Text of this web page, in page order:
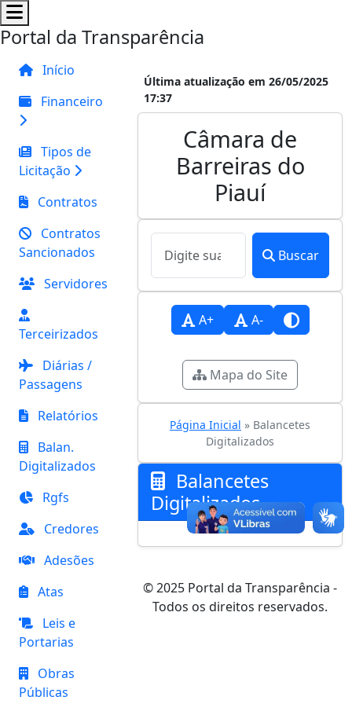
Portal da Transparência
Início
Financeiro
Tipos de
Licitação
Contratos
Contratos
Sancionados
Servidores
Terceirizados
Diárias /
Passagens
Relatórios
Balan.
Digitalizados
Rgfs
Credores
Adesões
Atas
Leis e
Portarias
Obras
Públicas
Última atualização em 26/05/2025
17:37
Câmara de
Barreiras do
Piauí
Buscar
A+ A-
Mapa do Site
Página Inicial » Balancetes
Digitalizados
Balancetes
Digitalizados
© 2025 Portal da Transparência -
Todos os direitos reservados.